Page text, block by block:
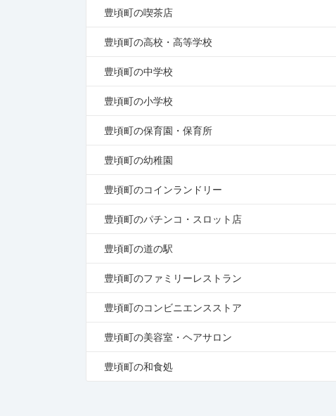
豊頃町の喫茶店
豊頃町の高校・高等学校
豊頃町の中学校
豊頃町の小学校
豊頃町の保育園・保育所
豊頃町の幼稚園
豊頃町のコインランドリー
豊頃町のパチンコ・スロット店
豊頃町の道の駅
豊頃町のファミリーレストラン
豊頃町のコンビニエンスストア
豊頃町の美容室・ヘアサロン
豊頃町の和食処